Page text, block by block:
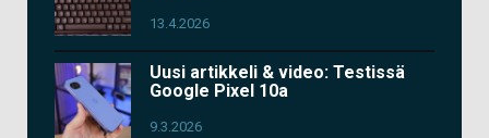
13.4.2026
Uusi artikkeli & video: Testissä
Google Pixel 10a
9.3.2026